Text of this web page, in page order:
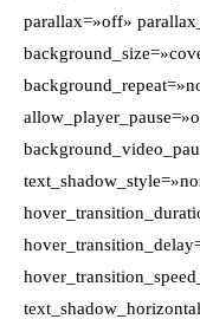
parallax=»off»